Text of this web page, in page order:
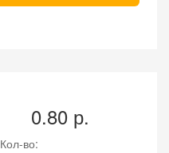
0.80 р.
Кол-во: